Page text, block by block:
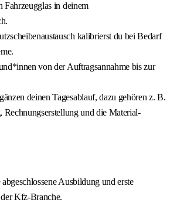
Fahrzeugglas in deinem
kalibrierst du bei Bedarf
von der Auftragsannahme bis zur
deinen Tagesablauf, dazu gehören z. B.
Rechnungserstellung und die Material-
Ausbildung und erste
Kfz-Branche.